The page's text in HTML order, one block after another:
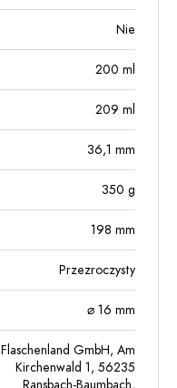
Nie
200 ml
209 ml
36,1 mm
350 g
198 mm
Przezroczysty
⌀ 16 mm
Flaschenland GmbH, Am
Kirchenwald 1, 56235